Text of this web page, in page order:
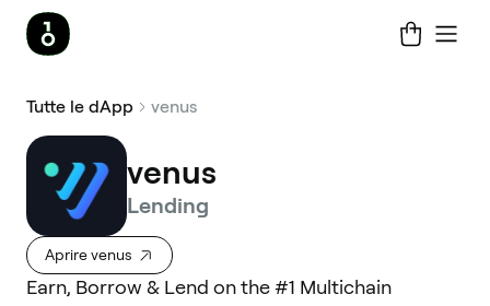
Tutte le dApp venus
venus
Lending
Aprire venus
Earn, Borrow & Lend on the #1 Multichain